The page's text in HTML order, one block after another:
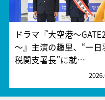
ドラマ『大空港～
～』主演の趣里、“一日
税関支署長”に就…